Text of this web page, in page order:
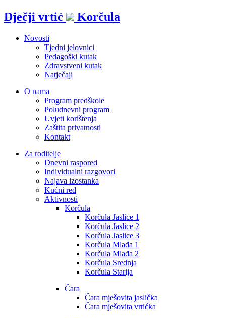
Idi
na
Dječji vrtić Korčula
Novosti
Tjedni jelovnici
Pedagoški kutak
Zdravstveni kutak
Natječaji
O nama
Program predškole
Poludnevni program
Uvjeti korištenja
Zaštita privatnosti
Kontakt
Za roditelje
Dnevni raspored
Individualni razgovori
Najava izostanka
Kućni red
Aktivnosti
Korčula
Korčula Jaslice 1
Korčula Jaslice 2
Korčula Jaslice 3
Korčula Mlađa 1
Korčula Mlađa 2
Korčula Srednja
Korčula Starija
Čara
Čara mješovita jaslička
Čara mješovita vrtićka